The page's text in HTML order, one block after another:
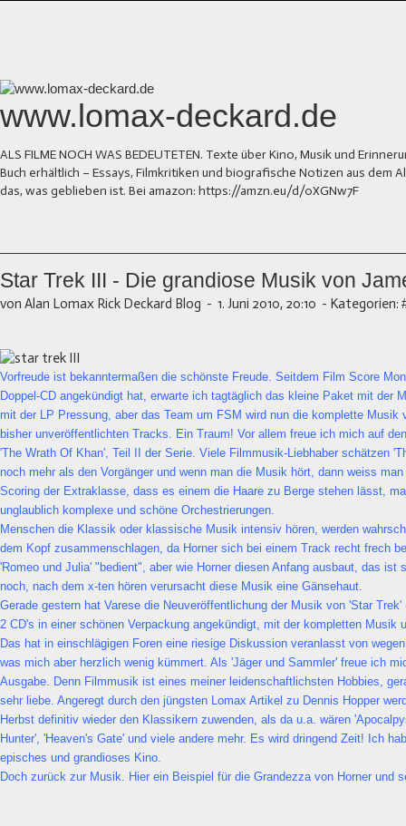
www.lomax-deckard.de
ALS FILME NOCH WAS BEDEUTETEN. Texte über Kino, Musik und
Buch erhältlich – Essays, Filmkritiken und biografische Notizen aus dem
das, was geblieben ist. Bei amazon: https://amzn.eu/d/0XGNw7F
Star Trek III - Die grandiose Musik von
von Alan Lomax Rick Deckard Blog - 1. Juni 2010, 20:10 - Kategorien:
Vorfreude ist bekanntermaßen die schönste Freude. Seitdem Film Score
Doppel-CD angekündigt hat, erwarte ich tagtäglich das kleine Paket mit der
mit der LP Pressung, aber das Team um FSM wird nun die komplette Musik
bisher unveröffentlichten Tracks. Ein Traum! Vor allem freue ich mich auf
'The Wrath Of Khan', Teil II der Serie. Viele Filmmusik-Liebhaber schätzen
noch mehr als den Vorgänger und wenn man die Musik hört, dann weiss
Scoring der Extraklasse, dass es einem die Haare zu Berge stehen lässt,
unglaublich komplexe und schöne Orchestrierungen.
Menschen die Klassik oder klassische Musik intensiv hören, werden
dem Kopf zusammenschlagen, da Horner sich bei einem Track recht frech
'Romeo und Julia' "bedient", aber wie Horner diesen Anfang ausbaut, das ist
noch, nach dem x-ten hören verursacht diese Musik eine Gänsehaut.
Gerade gestern hat Varese die Neuveröffentlichung der Musik von 'Star
2 CD's in einer schönen Verpackung angekündigt, mit der kompletten Musik
Das hat in einschlägigen Foren eine riesige Diskussion veranlasst von
was mich aber herzlich wenig kümmert. Als 'Jäger und Sammler' freue ich
Ausgabe. Denn Filmmusik ist eines meiner leidenschaftlichsten Hobbies,
sehr liebe. Angeregt durch den jüngsten Lomax Artikel zu Dennis Hopper
Herbst definitiv wieder den Klassikern zuwenden, als da u.a. wären
Hunter', 'Heaven's Gate' und viele andere mehr. Es wird dringend Zeit! Ich
episches und grandioses Kino.
Doch zurück zur Musik. Hier ein Beispiel für die Grandezza von Horner und